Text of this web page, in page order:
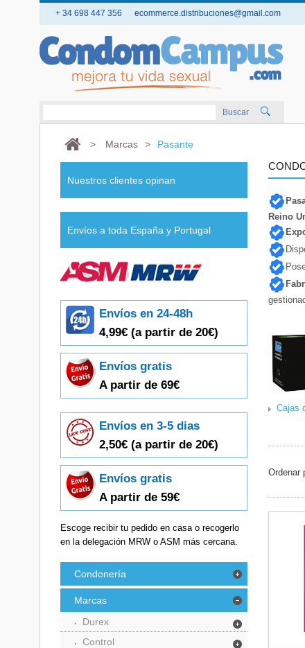
Buscar
+ 34 698 447 356 ecommerce.distribuciones@gmail.com
Nuestros clientes opinan
Envíos a toda España y Portugal
Envíos en 24-48h
4,99€ (a partir de 20€)
Envíos gratis
A partir de 69€
Envíos en 3-5 dias
2,50€ (a partir de 20€)
Envíos gratis
A partir de 59€
Escoge recibir tu pedido en casa o recogerlo
en la delegación MRW o ASM más cercana.
Condonería
Marcas
Durex
Control
> Marcas > Pasante
Reino
Cajas
Ordenar